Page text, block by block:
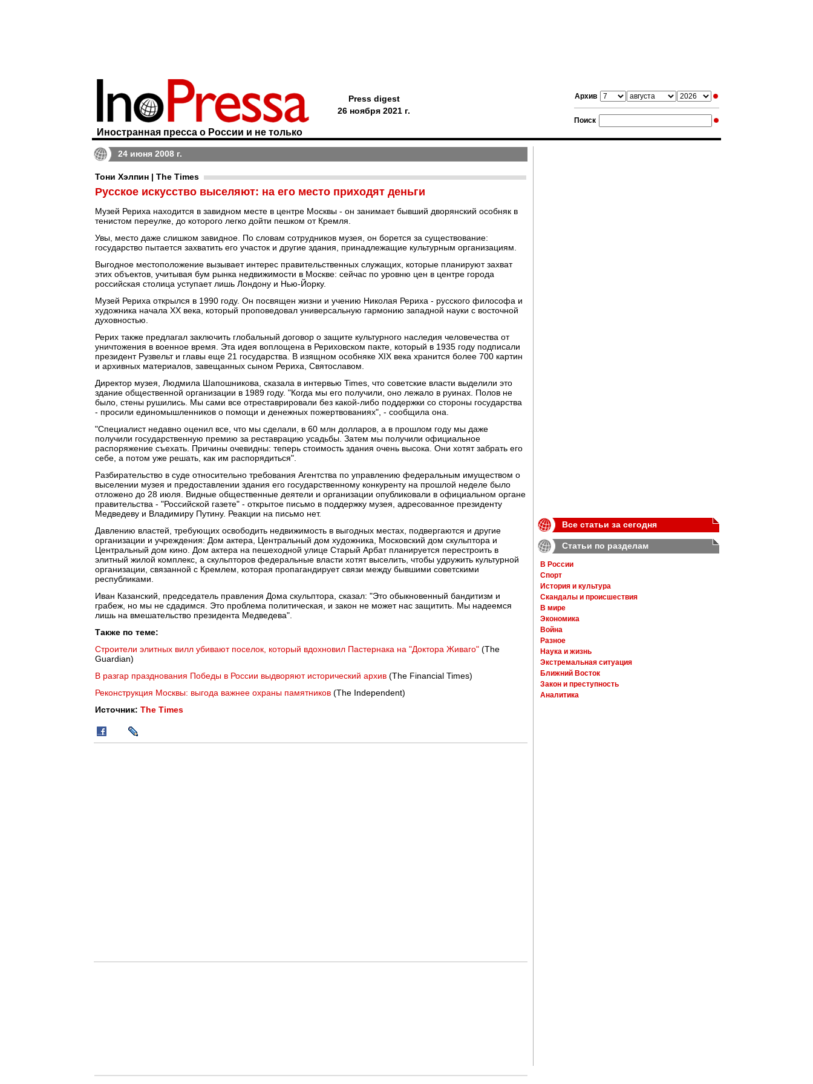
Архив
Поиск
Иностранная пресса о России и не только
Press digest
26 ноября 2021 г.
24 июня 2008 г.
Тони Хэлпин | The Times
Русское искусство выселяют: на его место приходят деньги
Музей Рериха находится в завидном месте в центре Москвы - он занимает бывший дворянский особняк в
тенистом переулке, до которого легко дойти пешком от Кремля.
Увы, место даже слишком завидное. По словам сотрудников музея, он борется за существование:
государство пытается захватить его участок и другие здания, принадлежащие культурным организациям.
Выгодное местоположение вызывает интерес правительственных служащих, которые планируют захват
этих объектов, учитывая бум рынка недвижимости в Москве: сейчас по уровню цен в центре города
российская столица уступает лишь Лондону и Нью-Йорку.
Музей Рериха открылся в 1990 году. Он посвящен жизни и учению Николая Рериха - русского философа и
художника начала XX века, который проповедовал универсальную гармонию западной науки с восточной
духовностью.
Рерих также предлагал заключить глобальный договор о защите культурного наследия человечества от
уничтожения в военное время. Эта идея воплощена в Рериховском пакте, который в 1935 году подписали
президент Рузвельт и главы еще 21 государства. В изящном особняке XIX века хранится более 700 картин
и архивных материалов, завещанных сыном Рериха, Святославом.
Директор музея, Людмила Шапошникова, сказала в интервью Times, что советские власти выделили это
здание общественной организации в 1989 году. "Когда мы его получили, оно лежало в руинах. Полов не
было, стены рушились. Мы сами все отреставрировали без какой-либо поддержки со стороны государства
- просили единомышленников о помощи и денежных пожертвованиях", - сообщила она.
"Специалист недавно оценил все, что мы сделали, в 60 млн долларов, а в прошлом году мы даже
получили государственную премию за реставрацию усадьбы. Затем мы получили официальное
распоряжение съехать. Причины очевидны: теперь стоимость здания очень высока. Они хотят забрать его
себе, а потом уже решать, как им распорядиться".
Разбирательство в суде относительно требования Агентства по управлению федеральным имуществом о
выселении музея и предоставлении здания его государственному конкуренту на прошлой неделе было
отложено до 28 июля. Видные общественные деятели и организации опубликовали в официальном органе
правительства - "Российской газете" - открытое письмо в поддержку музея, адресованное президенту
Медведеву и Владимиру Путину. Реакции на письмо нет.
Давлению властей, требующих освободить недвижимость в выгодных местах, подвергаются и другие
организации и учреждения: Дом актера, Центральный дом художника, Московский дом скульптора и
Центральный дом кино. Дом актера на пешеходной улице Старый Арбат планируется перестроить в
элитный жилой комплекс, а скульпторов федеральные власти хотят выселить, чтобы удружить культурной
организации, связанной с Кремлем, которая пропагандирует связи между бывшими советскими
республиками.
Иван Казанский, председатель правления Дома скульптора, сказал: "Это обыкновенный бандитизм и
грабеж, но мы не сдадимся. Это проблема политическая, и закон не может нас защитить. Мы надеемся
лишь на вмешательство президента Медведева".
Также по теме:
Строители элитных вилл убивают поселок, который вдохновил Пастернака на "Доктора Живаго" (The
Guardian)
В разгар празднования Победы в России выдворяют исторический архив (The Financial Times)
Реконструкция Москвы: выгода важнее охраны памятников (The Independent)
Источник: The Times
Все статьи за сегодня
Статьи по разделам
В России
Спорт
История и культура
Скандалы и происшествия
В мире
Экономика
Война
Разное
Наука и жизнь
Экстремальная ситуация
Ближний Восток
Закон и преступность
Аналитика